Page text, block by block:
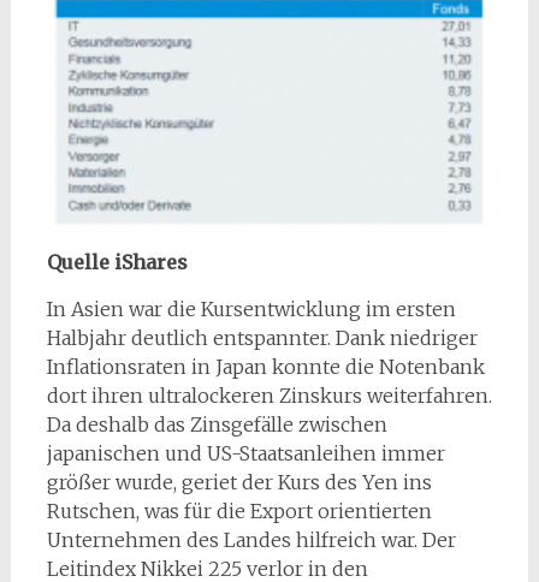
Quelle iShares
In Asien war die Kursentwicklung im ersten
Halbjahr deutlich entspannter. Dank niedriger
Inflationsraten in Japan konnte die Notenbank
dort ihren ultralockeren Zinskurs weiterfahren.
Da deshalb das Zinsgefälle zwischen
japanischen und US-Staatsanleihen immer
größer wurde, geriet der Kurs des Yen ins
Rutschen, was für die Export orientierten
Unternehmen des Landes hilfreich war. Der
Leitindex Nikkei 225 verlor in den